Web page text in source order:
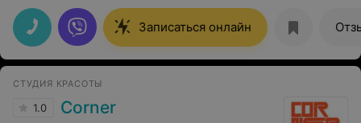
Записаться онлайн
СТУДИЯ КРАСОТЫ
1.0 Corner